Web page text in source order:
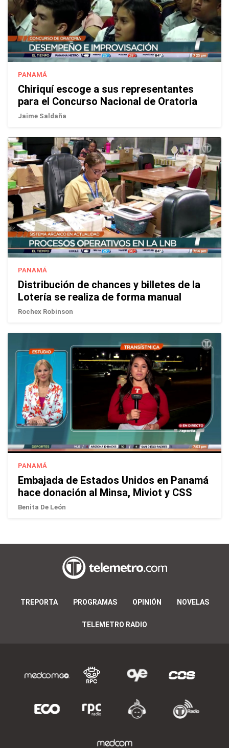
PANAMÁ
Chiriquí escoge a sus representantes
para el Concurso Nacional de Oratoria
Jaime Saldaña
PANAMÁ
Distribución de chances y billetes de la
Lotería se realiza de forma manual
Rochex Robinson
PANAMÁ
Embajada de Estados Unidos en Panamá
hace donación al Minsa, Miviot y CSS
Benita De León
TREPORTA PROGRAMAS OPINIÓN NOVELAS
TELEMETRO RADIO